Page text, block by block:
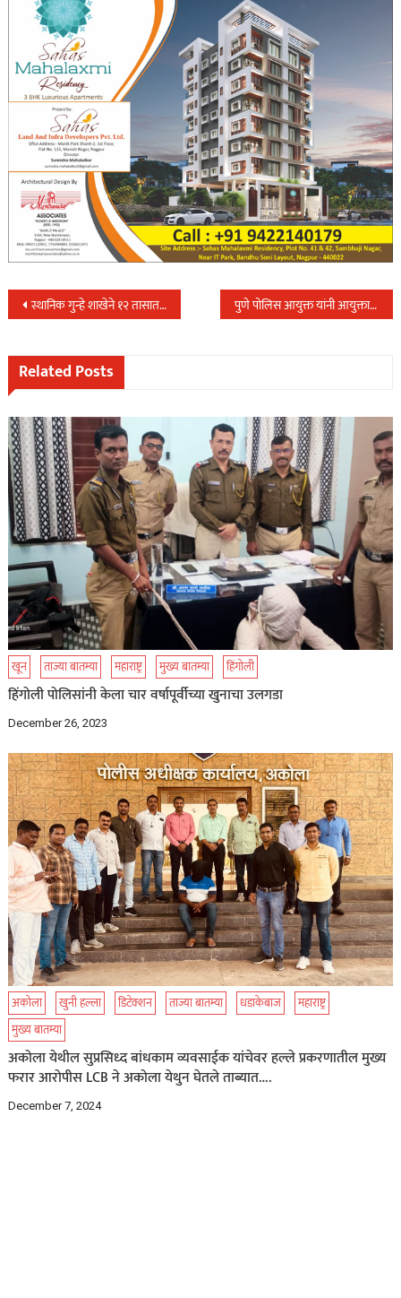
Post
navigation
स्थानिक गुन्हे शाखेने १२ तासात उघड केला जबरी चोरीचा गुन्हा… पुणे पोलिस आयुक्त यांनी आयुक्तालय अंतर्गत खांदेपालट…
Related Posts
खून ताज्या बातम्या महाराष्ट्र मुख्य बातम्या हिंगोली
हिंगोली पोलिसांनी केला चार वर्षापूर्वीच्या खुनाचा उलगडा
December 26, 2023
अकोला खुनी हल्ला डिटेक्शन ताज्या बातम्या धडाकेबाज
महाराष्ट्र
मुख्य बातम्या
अकोला येथील सुप्रसिध्द बांधकाम व्यवसाईक यांचेवर हल्ले प्रकरणातील मुख्य
फरार आरोपीस LCB ने अकोला येथुन घेतले ताब्यात….
December 7, 2024